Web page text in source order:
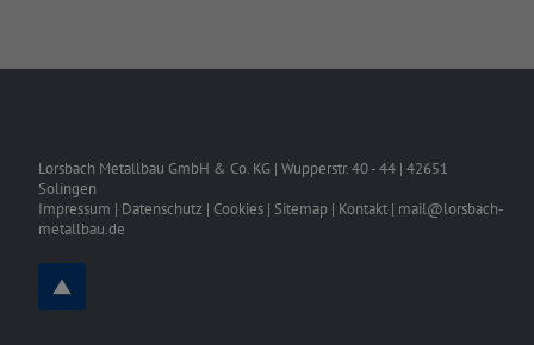
Lorsbach Metallbau GmbH & Co. KG |Wupperstr. 40 - 44 |42651
Solingen
Impressum | Datenschutz | Cookies | Sitemap | Kontakt | mail@lorsbach-
metallbau.de